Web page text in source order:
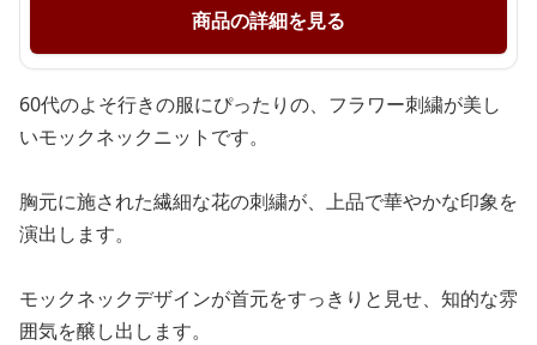
商品の詳細を見る
60代のよそ行きの服にぴったりの、フラワー刺繍が美し
いモックネックニットです。
胸元に施された繊細な花の刺繍が、上品で華やかな印象を
演出します。
モックネックデザインが首元をすっきりと見せ、知的な雰
囲気を醸し出します。